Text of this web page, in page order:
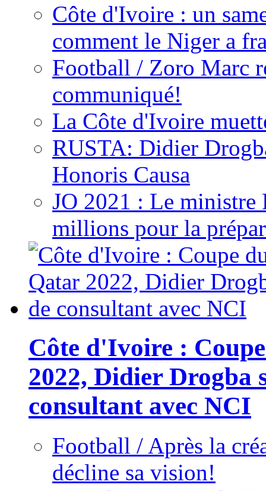
Côte d'Ivoire : un
comment le Niger a
Football / Zoro Marc
communiqué!
La Côte d'Ivoire
RUSTA: Didier
Honoris Causa
JO 2021 : Le ministre
millions pour la
Côte d'Ivoire :
2022, Didier Drogba
consultant avec NCI
Football / Après la
décline sa vision!